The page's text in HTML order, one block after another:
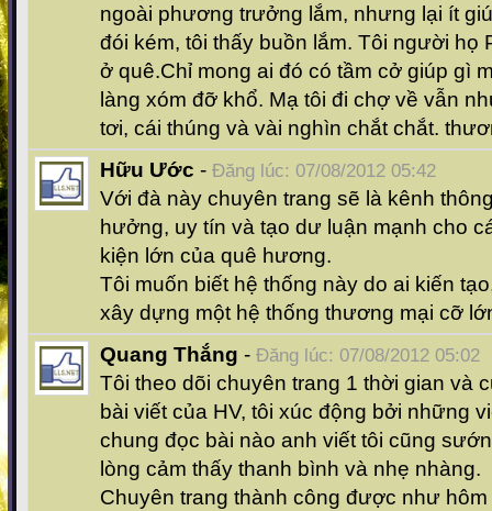
ngoài phương trưởng lắm, nhưng lại ít
đói kém, tôi thấy buồn lắm. Tôi người họ
ở quê.Chỉ mong ai đó có tầm cở giúp gì
làng xóm đỡ khổ. Mạ tôi đi chợ về vẫn
tơi, cái thúng và vài nghìn chắt chắt.
Hữu Ước - Đăng lúc: 07/08/2012 05:42
Với đà này chuyên trang sẽ là kênh
hưởng, uy tín và tạo dư luận mạnh cho
kiện lớn của quê hương.
Tôi muốn biết hệ thống này do ai kiến
xây dựng một hệ thống thương mại cỡ
Quang Thắng - Đăng lúc: 07/08/2012 05:02
Tôi theo dõi chuyên trang 1 thời gian và
bài viết của HV, tôi xúc động bởi những
chung đọc bài nào anh viết tôi cũng
lòng cảm thấy thanh bình và nhẹ nhàng.
Chuyên trang thành công được như